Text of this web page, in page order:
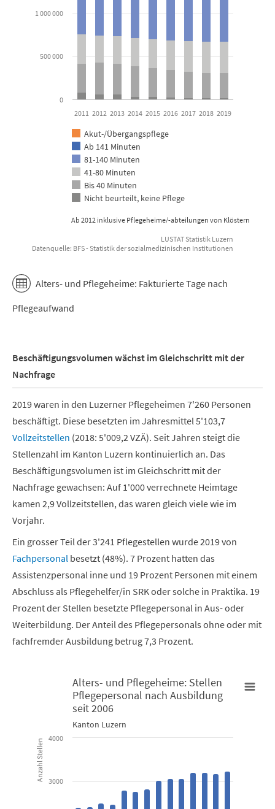
The chart has 1 Y axis displaying Anzahl fakturierte Tage. Data
Ab 2012 inklusive Pflegeheime/-abteilungen von Klöstern
Akut-/Übergangspflege
Ab 141 Minuten
81-140 Minuten
41-80 Minuten
Bis 40 Minuten
Nicht beurteilt, keine Pflege
2011 2012 2013 2014 2015 2016 2017 2018 2019
0
500 000
1 000 000
LUSTAT Statistik Luzern
Datenquelle: BFS - Statistik der sozialmedizinischen Institutionen
Alters- und Pflegeheime: Fakturierte Tage nach
Pflegeaufwand
Beschäftigungsvolumen wächst im Gleichschritt mit der
Nachfrage
2019 waren in den Luzerner Pflegeheimen 7'260 Personen
beschäftigt. Diese besetzten im Jahresmittel 5'103,7
Vollzeitstellen (2018: 5'009,2 VZÄ). Seit Jahren steigt die
Stellenzahl im Kanton Luzern kontinuierlich an. Das
Beschäftigungsvolumen ist im Gleichschritt mit der
Nachfrage gewachsen: Auf 1'000 verrechnete Heimtage
kamen 2,9 Vollzeitstellen, das waren gleich viele wie im
Vorjahr.
Ein grosser Teil der 3'241 Pflegestellen wurde 2019 von
Fachpersonal besetzt (48%). 7 Prozent hatten das
Assistenzpersonal inne und 19 Prozent Personen mit einem
Abschluss als Pflegehelfer/in SRK oder solche in Praktika. 19
Prozent der Stellen besetzte Pflegepersonal in Aus- oder
Weiterbildung. Der Anteil des Pflegepersonals ohne oder mit
fachfremder Ausbildung betrug 7,3 Prozent.
Alters- und Pflegeheime: Stellen Pflegepersonal nach
Bar chart with 6 data series.
Kanton Luzern
View as data table, Alters- und Pflegeheime: Stellen
The chart has 1 X axis displaying categories.
Anzahl Stellen
Alters- und Pflegeheime: Stellen
Pflegepersonal nach Ausbildung
seit 2006
Kanton Luzern
3000
4000